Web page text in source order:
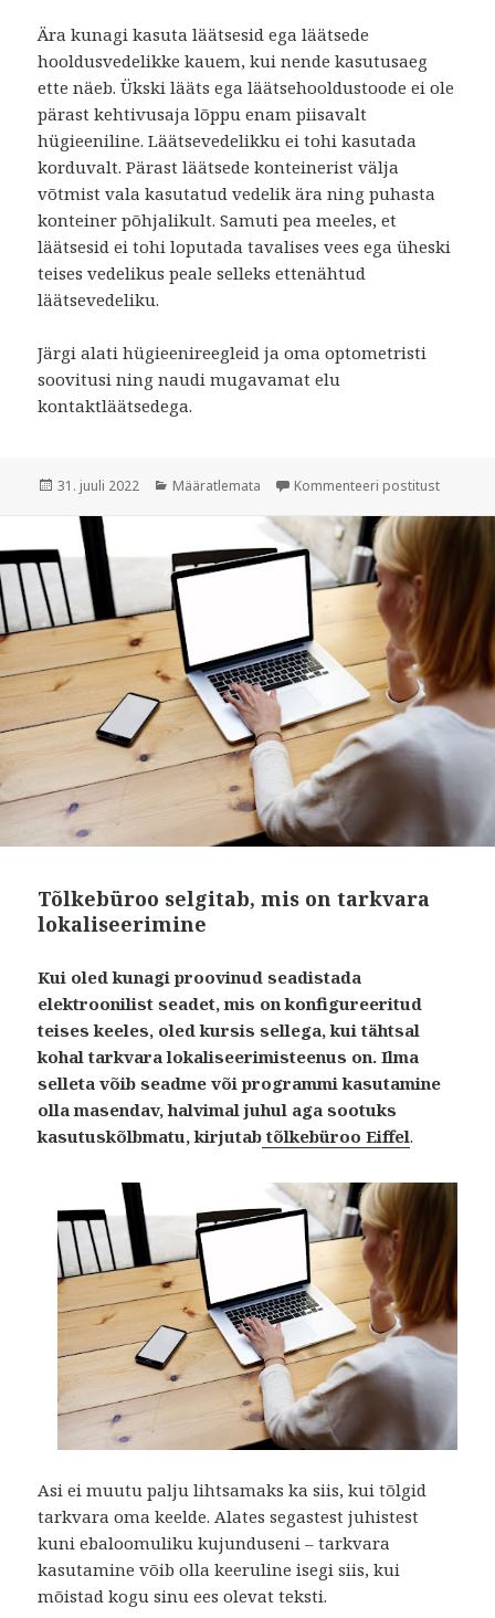
Ära kunagi kasuta läätsesid ega läätsede
hooldusvedelikke kauem, kui nende kasutusaeg
ette näeb. Ükski lääts ega läätsehooldustoode ei ole
pärast kehtivusaja lõppu enam piisavalt
hügieeniline. Läätsevedelikku ei tohi kasutada
korduvalt. Pärast läätsede konteinerist välja
võtmist vala kasutatud vedelik ära ning puhasta
konteiner põhjalikult. Samuti pea meeles, et
läätsesid ei tohi loputada tavalises vees ega üheski
teises vedelikus peale selleks ettenähtud
läätsevedeliku.
Järgi alati hügieenireegleid ja oma optometristi
soovitusi ning naudi mugavamat elu
kontaktläätsedega.
Postitatud
31. juuli 2022 Rubriigid
Määratlemata Kommenteeri postitust
Tõlkebüroo selgitab, mis on tarkvara
lokaliseerimine
Kui oled kunagi proovinud seadistada
elektroonilist seadet, mis on konfigureeritud
teises keeles, oled kursis sellega, kui tähtsal
kohal tarkvara lokaliseerimisteenus on. Ilma
selleta võib seadme või programmi kasutamine
olla masendav, halvimal juhul aga sootuks
kasutuskõlbmatu, kirjutab tõlkebüroo Eiffel.
Asi ei muutu palju lihtsamaks ka siis, kui tõlgid
tarkvara oma keelde. Alates segastest juhistest
kuni ebaloomuliku kujunduseni – tarkvara
kasutamine võib olla keeruline isegi siis, kui
mõistad kogu sinu ees olevat teksti.